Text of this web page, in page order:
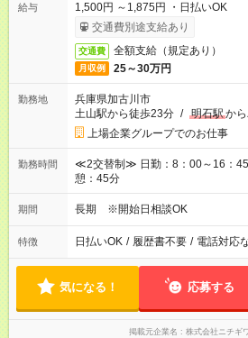
給与
1,500円 ～1,875円 ・日払いOK
交通費別途支給あり
交通費 全額支給（規定あり）
月収例 25～30万円
勤務地
兵庫県加古川市
土山駅から徒歩23分 / 明石駅か
上場企業グループでのお仕事
勤務時間
≪2交替制≫ 日勤：8：00～16：
憩：45分
期間 長期 ※開始日相談OK
特徴 日払いOK / 履歴書不要 / 電話対応
気になる！ 応募する
掲載元企業名 株式会社ニチギ